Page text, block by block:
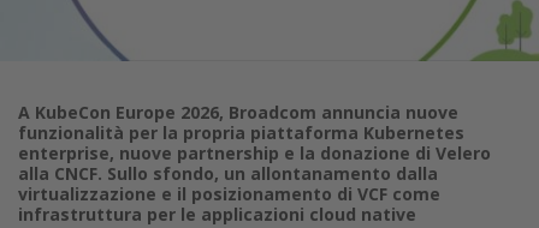
A KubeCon Europe 2026, Broadcom annuncia nuove
funzionalità per la propria piattaforma Kubernetes
enterprise, nuove partnership e la donazione di Velero
alla CNCF. Sullo sfondo, un allontanamento dalla
virtualizzazione e il posizionamento di VCF come
infrastruttura per le applicazioni cloud native